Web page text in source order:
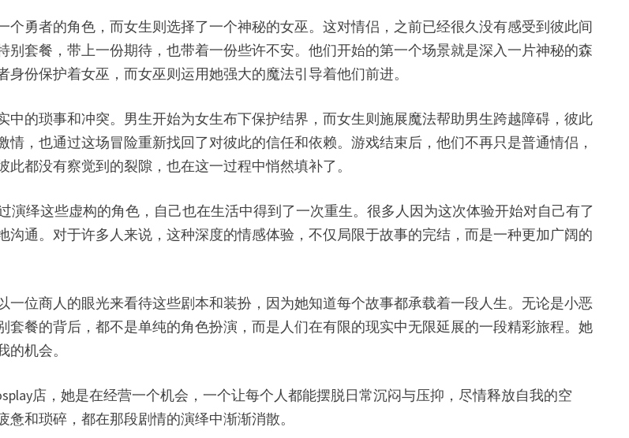
勇者的角色，而女生则选择了一个神秘的女巫。这对情侣，之前已经很久没有感受到彼此间
套餐，带上一份期待，也带着一份些许不安。他们开始的第一个场景就是深入一片神秘的森
份保护着女巫，而女巫则运用她强大的魔法引导着他们前进。
的琐事和冲突。男生开始为女生布下保护结界，而女生则施展魔法帮助男生跨越障碍，彼此
，也通过这场冒险重新找回了对彼此的信任和依赖。游戏结束后，他们不再只是普通情侣，
都没有察觉到的裂隙，也在这一过程中悄然填补了。
演绎这些虚构的角色，自己也在生活中得到了一次重生。很多人因为这次体验开始对自己有了
通。对于许多人来说，这种深度的情感体验，不仅局限于故事的完结，而是一种更加广阔的
位商人的眼光来看待这些剧本和装扮，因为她知道每个故事都承载着一段人生。无论是小恶
餐的背后，都不是单纯的角色扮演，而是人们在有限的现实中无限延展的一段精彩旅程。她
机会。
店，她是在经营一个机会，一个让每个人都能摆脱日常沉闷与压抑，尽情释放自我的空
和琐碎，都在那段剧情的演绎中渐渐消散。